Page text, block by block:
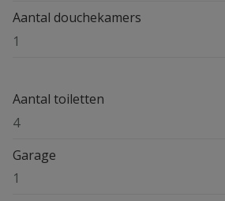
Aantal douchekamers
1
Aantal toiletten
4
Garage
1